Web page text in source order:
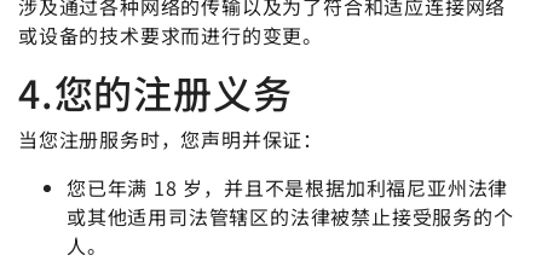
涉及通过各种网络的传输以及为了符合和适应连接网络
或设备的技术要求而进行的变更。
4.您的注册义务
当您注册服务时，您声明并保证：
您已年满 18 岁，并且不是根据加利福尼亚州法律
或其他适用司法管辖区的法律被禁止接受服务的个
人。